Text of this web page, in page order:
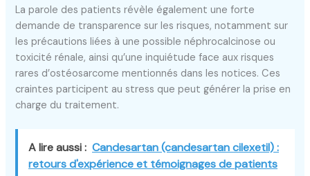
La parole des patients révèle également une forte
demande de transparence sur les risques, notamment sur
les précautions liées à une possible néphrocalcinose ou
toxicité rénale, ainsi qu’une inquiétude face aux risques
rares d’ostéosarcome mentionnés dans les notices. Ces
craintes participent au stress que peut générer la prise en
charge du traitement.
A lire aussi : Candesartan (candesartan cilexetil) :
retours d'expérience et témoignages de patients